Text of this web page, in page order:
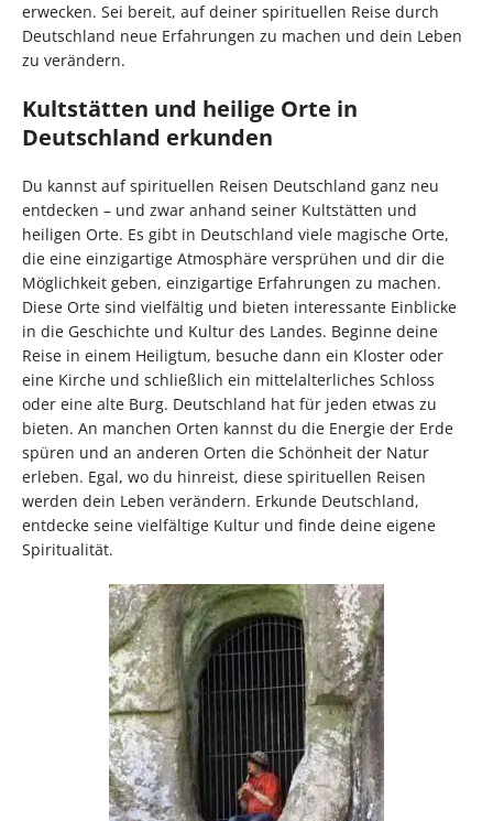
erwecken. Sei bereit, auf deiner spirituellen Reise durch
Deutschland neue Erfahrungen zu machen und dein Leben
zu verändern.
Kultstätten und heilige Orte in
Deutschland erkunden
Du kannst auf spirituellen Reisen Deutschland ganz neu
entdecken – und zwar anhand seiner Kultstätten und
heiligen Orte. Es gibt in Deutschland viele magische Orte,
die eine einzigartige Atmosphäre versprühen und dir die
Möglichkeit geben, einzigartige Erfahrungen zu machen.
Diese Orte sind vielfältig und bieten interessante Einblicke
in die Geschichte und Kultur des Landes. Beginne deine
Reise in einem Heiligtum, besuche dann ein Kloster oder
eine Kirche und schließlich ein mittelalterliches Schloss
oder eine alte Burg. Deutschland hat für jeden etwas zu
bieten. An manchen Orten kannst du die Energie der Erde
spüren und an anderen Orten die Schönheit der Natur
erleben. Egal, wo du hinreist, diese spirituellen Reisen
werden dein Leben verändern. Erkunde Deutschland,
entdecke seine vielfältige Kultur und finde deine eigene
Spiritualität.